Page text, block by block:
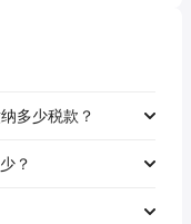
多少税款？
？